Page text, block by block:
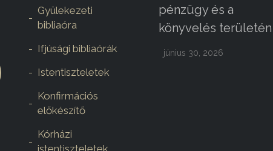
Gyülekezeti
bibliaóra
Ifjúsági bibliaórák
Istentiszteletek
Konfirmációs
előkészítő
Kórházi
pénzügy és a
könyvelés területén
június 30, 2026